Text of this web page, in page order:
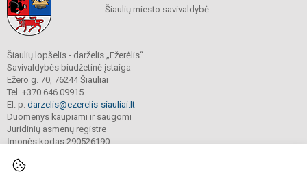
Šiaulių miesto savivaldybė
Šiaulių lopšelis - darželis „Ežerėlis“
Savivaldybės biudžetinė įstaiga
Ežero g. 70, 76244 Šiauliai
Tel. +370 646 09915
El. p. darzelis@ezerelis-siauliai.lt
Duomenys kaupiami ir saugomi
Juridinių asmenų registre
Įmonės kodas 290526190